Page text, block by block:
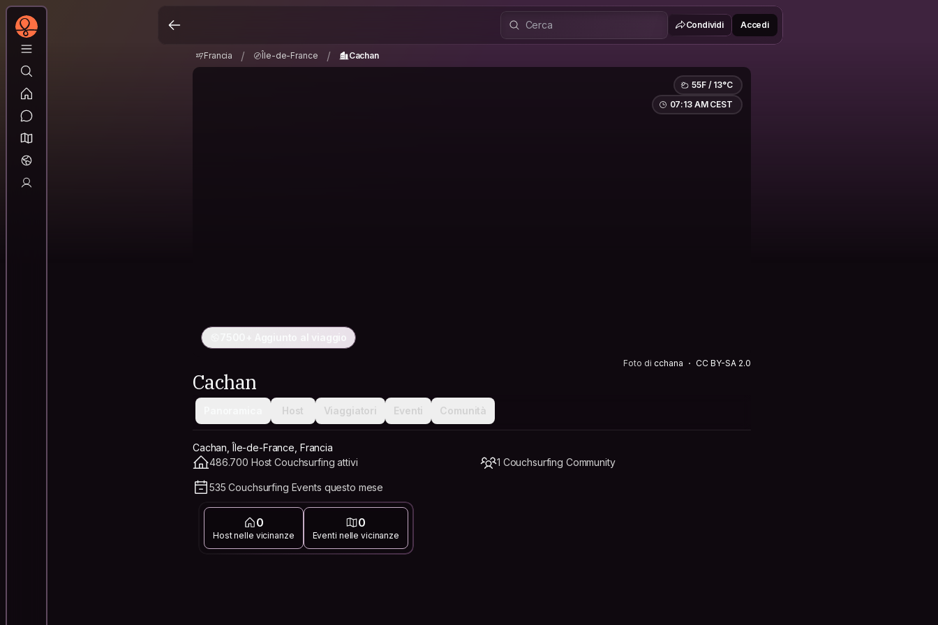
Condividi Accedi
Francia / Île-de-France / Cachan
55F / 13°C
07:13 AM CEST
7500+ Aggiunto al viaggio
Foto di cchana CC BY-SA 2.0
Cachan
Host Viaggiatori Eventi Comunità
Cachan, Île-de-France, Francia
486.700 Host Couchsurfing attivi
1 Couchsurfing Community
535 Couchsurfing Events questo mese
0
Host nelle vicinanze
0
Eventi nelle vicinanze